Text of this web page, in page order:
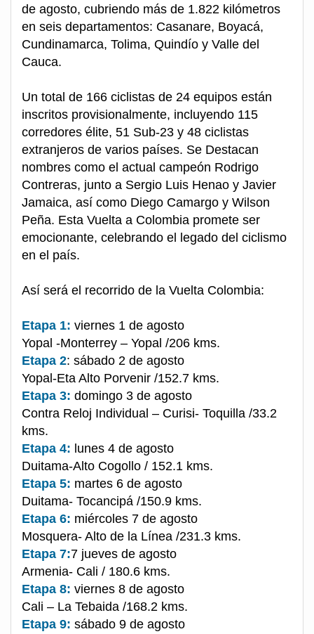
de agosto, cubriendo más de 1.822 kilómetros
en seis departamentos: Casanare, Boyacá,
Cundinamarca, Tolima, Quindío y Valle del
Cauca.
Un total de 166 ciclistas de 24 equipos están
inscritos provisionalmente, incluyendo 115
corredores élite, 51 Sub-23 y 48 ciclistas
extranjeros de varios países. Se Destacan
nombres como el actual campeón Rodrigo
Contreras, junto a Sergio Luis Henao y Javier
Jamaica, así como Diego Camargo y Wilson
Peña. Esta Vuelta a Colombia promete ser
emocionante, celebrando el legado del ciclismo
en el país.
Así será el recorrido de la Vuelta Colombia:
Etapa 1: viernes 1 de agosto
Yopal -Monterrey – Yopal /206 kms.
Etapa 2: sábado 2 de agosto
Yopal-Eta Alto Porvenir /152.7 kms.
Etapa 3: domingo 3 de agosto
Contra Reloj Individual – Curisi- Toquilla /33.2
kms.
Etapa 4: lunes 4 de agosto
Duitama-Alto Cogollo / 152.1 kms.
Etapa 5: martes 6 de agosto
Duitama- Tocancipá /150.9 kms.
Etapa 6: miércoles 7 de agosto
Mosquera- Alto de la Línea /231.3 kms.
Etapa 7:7 jueves de agosto
Armenia- Cali / 180.6 kms.
Etapa 8: viernes 8 de agosto
Cali – La Tebaida /168.2 kms.
Etapa 9: sábado 9 de agosto